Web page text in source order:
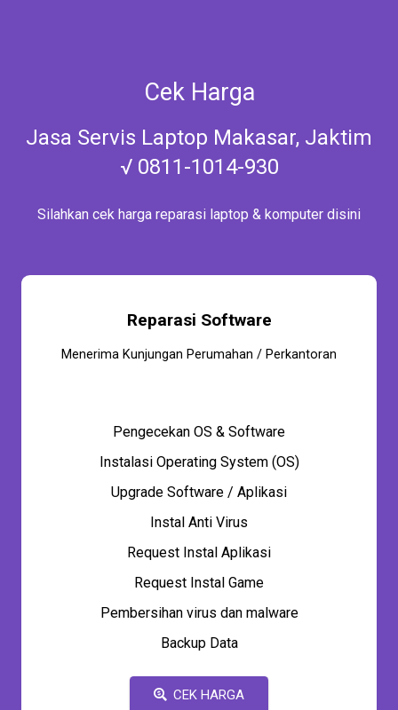
Cek Harga
Jasa Servis Laptop Makasar, Jaktim
√ 0811-1014-930
Silahkan cek harga reparasi laptop & komputer disini
Reparasi Software
Menerima Kunjungan Perumahan / Perkantoran
Pengecekan OS & Software
Instalasi Operating System (OS)
Upgrade Software / Aplikasi
Instal Anti Virus
Request Instal Aplikasi
Request Instal Game
Pembersihan virus dan malware
Backup Data
CEK HARGA